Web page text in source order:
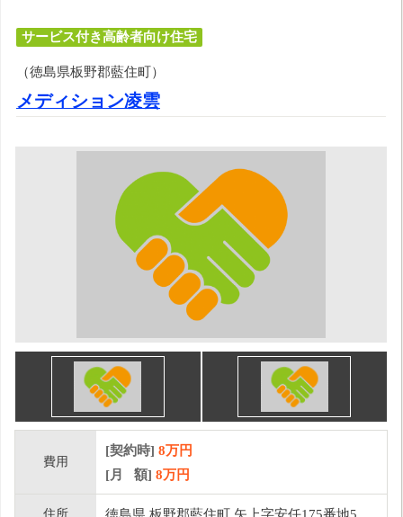
サービス付き高齢者向け住宅
（徳島県板野郡藍住町）
メディション凌雲
費用
[契約時] 8万円
[月 額] 8万円
住所